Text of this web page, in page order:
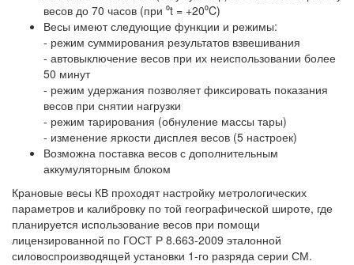
весов до 70 часов (при ⁰t = +20⁰C)
Весы имеют следующие функции и режимы:
- режим суммирования результатов взвешивания
- автовыключение весов при их неиспользовании более
50 минут
- режим удержания позволяет фиксировать показания
весов при снятии нагрузки
- режим тарирования (обнуление массы тары)
- изменение яркости дисплея весов (5 настроек)
Возможна поставка весов с дополнительным
аккумуляторным блоком
Крановые весы КВ проходят настройку метрологических
параметров и калибровку по той географической широте, где
планируется использование весов при помощи
лицензированной по ГОСТ Р 8.663-2009 эталонной
силовоспроизводящей установки 1-го разряда серии СМ.